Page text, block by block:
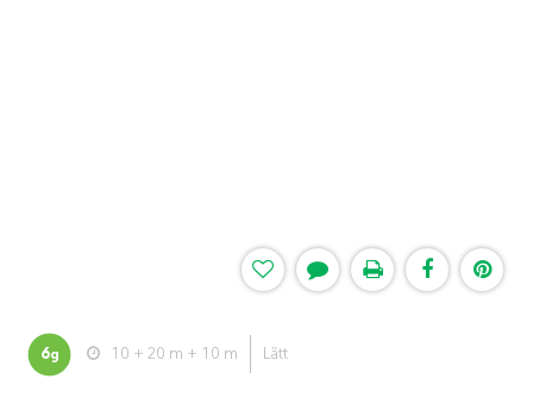
6g 10 + 20 m + 10 m Lätt